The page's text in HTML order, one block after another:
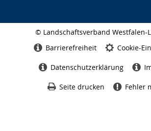
© Landschaftsverband Westfalen-
Barrierefreiheit Cookie-
Datenschutzerklärung
Seite drucken Fehler